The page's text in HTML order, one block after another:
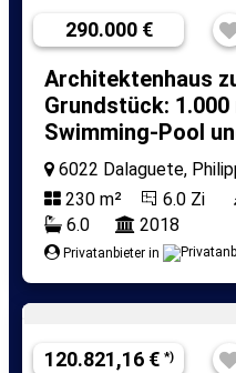
290.000 €
Architektenhaus
Grundstück:
Swimming-Pool
6022 Dalaguete,
230 m² 6.0 Zi
6.0
2018
Privatanbieter in
120.821,16 € *)